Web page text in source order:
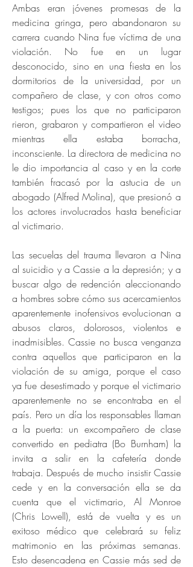
Ambas eran jóvenes promesas de la
medicina gringa, pero abandonaron su
carrera cuando Nina fue víctima de una
violación. No fue en un lugar
desconocido, sino en una fiesta en los
dormitorios de la universidad, por un
compañero de clase, y con otros como
testigos; pues los que no participaron
rieron, grabaron y compartieron el video
mientras ella estaba borracha,
inconsciente. La directora de medicina no
le dio importancia al caso y en la corte
también fracasó por la astucia de un
abogado (Alfred Molina), que presionó a
los actores involucrados hasta beneficiar
al victimario.
Las secuelas del trauma llevaron a Nina
al suicidio y a Cassie a la depresión; y a
buscar algo de redención aleccionando
a hombres sobre cómo sus acercamientos
aparentemente inofensivos evolucionan a
abusos claros, dolorosos, violentos e
inadmisibles. Cassie no busca venganza
contra aquellos que participaron en la
violación de su amiga, porque el caso
ya fue desestimado y porque el victimario
aparentemente no se encontraba en el
país. Pero un día los responsables llaman
a la puerta: un excompañero de clase
convertido en pediatra (Bo Burnham) la
invita a salir en la cafetería donde
trabaja. Después de mucho insistir Cassie
cede y en la conversación ella se da
cuenta que el victimario, Al Monroe
(Chris Lowell), está de vuelta y es un
exitoso médico que celebrará su feliz
matrimonio en las próximas semanas.
Esto desencadena en Cassie más sed de